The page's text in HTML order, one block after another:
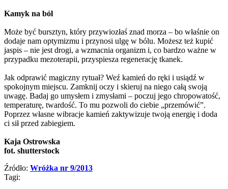
Kamyk na ból
Może być bursztyn, który przywiozłaś znad morza – bo właśnie on
dodaje nam optymizmu i przynosi ulgę w bólu. Możesz też kupić
jaspis – nie jest drogi, a wzmacnia organizm i, co bardzo ważne w
przypadku mezoterapii, przyspiesza regenerację tkanek.
Jak odprawić magiczny rytuał? Weź kamień do ręki i usiądź w
spokojnym miejscu. Zamknij oczy i skieruj na niego całą swoją
uwagę. Badaj go umysłem i zmysłami – poczuj jego chropowatość,
temperaturę, twardość. To mu pozwoli do ciebie „przemówić”.
Poprzez własne wibracje kamień zaktywizuje twoją energię i doda
ci sił przed zabiegiem.
Kaja Ostrowska
fot. shutterstock
Źródło: Wróżka nr 9/2013
Tagi: